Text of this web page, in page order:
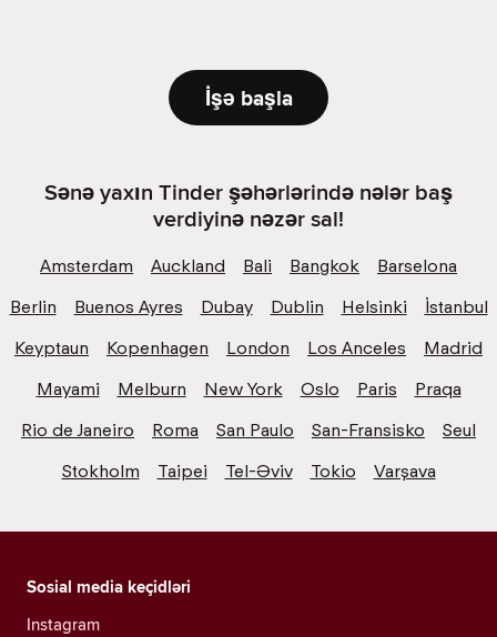
İşə başla
Sənə yaxın Tinder şəhərlərində nələr baş
verdiyinə nəzər sal!
Amsterdam Auckland Bali Bangkok
Barselona
Berlin
Buenos Ayres Dubay Dublin Helsinki
İstanbul
Keyptaun
Kopenhagen London Los Anceles
Madrid
Mayami
Melburn New York Oslo Paris
Praqa
Rio de Janeiro
Roma San Paulo San-Fransisko
Seul
Stokholm
Taipei Tel-Əviv Tokio Varşava
Sosial media keçidləri
Instagram